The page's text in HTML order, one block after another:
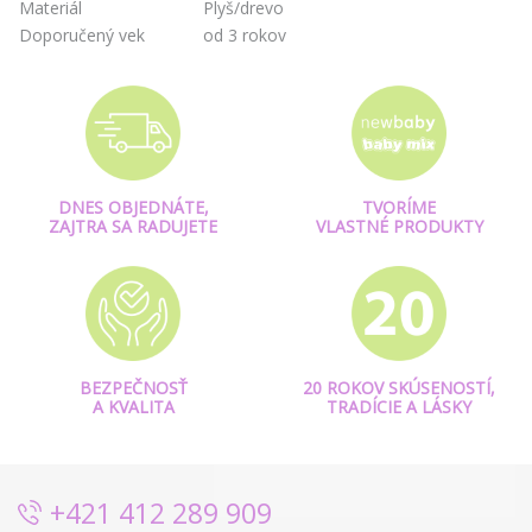
Materiál
Plyš/drevo
Doporučený vek
od 3 rokov
DNES OBJEDNÁTE,
ZAJTRA SA RADUJETE
TVORÍME
VLASTNÉ PRODUKTY
BEZPEČNOSŤ
A KVALITA
20 ROKOV SKÚSENOSTÍ,
TRADÍCIE A LÁSKY
+421 412 289 909